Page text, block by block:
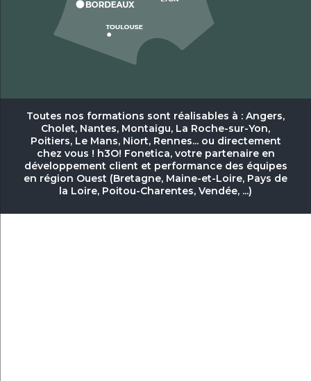
Toutes nos formations sont réalisables à : Angers,
Cholet, Nantes, Montaigu, La Roche-sur-Yon,
Poitiers, Le Mans, Niort, Rennes... ou directement
chez vous ! h3O! Fonetica, votre partenaire en
développement client et performance des équipes
en région Ouest (Bretagne, Maine-et-Loire, Pays de
la Loire, Poitou-Charentes, Vendée, ...)